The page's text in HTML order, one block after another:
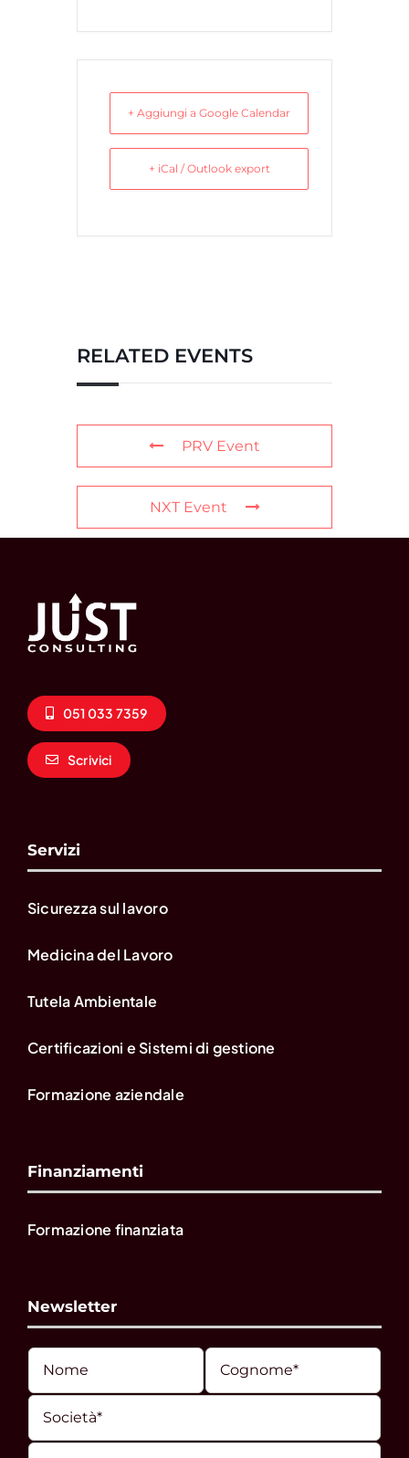
+ Aggiungi a Google Calendar
+ iCal / Outlook export
RELATED EVENTS
PRV Event
NXT Event
051 033 7359
Scrivici
Servizi
Sicurezza sul lavoro
Medicina del Lavoro
Tutela Ambientale
Certificazioni e Sistemi di gestione
Formazione aziendale
Finanziamenti
Formazione finanziata
Newsletter